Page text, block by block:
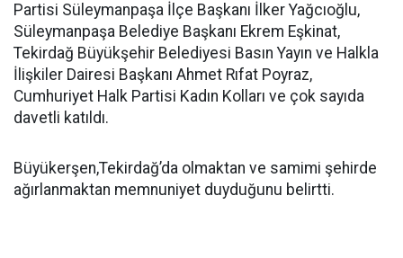
Partisi Süleymanpaşa İlçe Başkanı İlker Yağcıoğlu,
Süleymanpaşa Belediye Başkanı Ekrem Eşkinat,
Tekirdağ Büyükşehir Belediyesi Basın Yayın ve Halkla
İlişkiler Dairesi Başkanı Ahmet Rıfat Poyraz,
Cumhuriyet Halk Partisi Kadın Kolları ve çok sayıda
davetli katıldı.
Büyükerşen,Tekirdağ’da olmaktan ve samimi şehirde
ağırlanmaktan memnuniyet duyduğunu belirtti.